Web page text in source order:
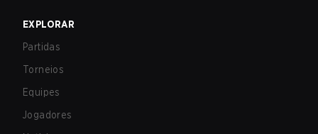
EXPLORAR
Partidas
Torneios
Equipes
Jogadores